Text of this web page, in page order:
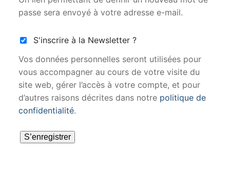
passe sera envoyé à votre adresse e-mail.
S'inscrire à la Newsletter ?
Vos données personnelles seront utilisées pour
vous accompagner au cours de votre visite du
site web, gérer l’accès à votre compte, et pour
d’autres raisons décrites dans notre politique de
confidentialité.
S’enregistrer